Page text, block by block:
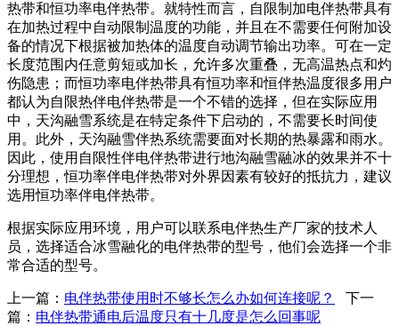
热带和恒功率电伴热带。就特性而言，自限制加电伴热带具有
在加热过程中自动限制温度的功能，并且在不需要任何附加设
备的情况下根据被加热体的温度自动调节输出功率。可在一定
长度范围内任意剪短或加长，允许多次重叠，无高温热点和灼
伤隐患；而恒功率电伴热带具有恒功率和恒伴热温度很多用户
都认为自限热伴电伴热带是一个不错的选择，但在实际应用
中，天沟融雪系统是在特定条件下启动的，不需要长时间使
用。此外，天沟融雪伴热系统需要面对长期的热暴露和雨水。
因此，使用自限性伴电伴热带进行地沟融雪融冰的效果并不十
分理想，恒功率伴电伴热带对外界因素有较好的抵抗力，建议
选用恒功率伴电伴热带。
根据实际应用环境，用户可以联系电伴热生产厂家的技术人
员，选择适合冰雪融化的电伴热带的型号，他们会选择一个非
常合适的型号。
上一篇： 电伴热带使用时不够长怎么办如何连接呢？
下一
篇： 电伴热带通电后温度只有十几度是怎么回事呢